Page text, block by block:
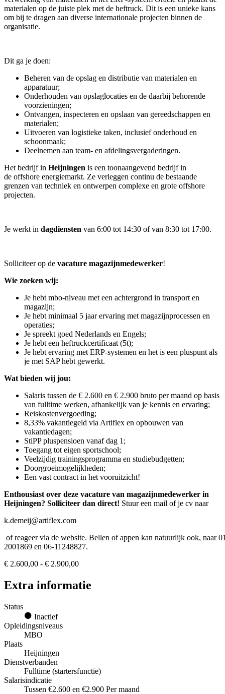
materialen op de juiste plek met de heftruck. Dit is een unieke kans
om bij te dragen aan diverse internationale projecten binnen de
organisatie.
Dit ga je doen:
Beheren van de opslag en distributie van materialen en
apparatuur;
Onderhouden van opslaglocaties en de daarbij behorende
voorzieningen;
Ontvangen, inspecteren en opslaan van gereedschappen en
materialen;
Uitvoeren van logistieke taken, inclusief onderhoud en
schoonmaak;
Deelnemen aan team- en afdelingsvergaderingen.
Het bedrijf in Heijningen is een toonaangevend bedrijf in
de offshore energiemarkt. Ze verleggen continu de bestaande
grenzen van techniek en ontwerpen complexe en grote offshore
projecten.
Je werkt in dagdiensten van 6:00 tot 14:30 of van 8:30 tot 17:00.
Solliciteer op de vacature magazijnmedewerker!
Wie zoeken wij:
Je hebt mbo-niveau met een achtergrond in transport en
magazijn;
Je hebt minimaal 5 jaar ervaring met magazijnprocessen en
operaties;
Je spreekt goed Nederlands en Engels;
Je hebt een heftruckcertificaat (5t);
Je hebt ervaring met ERP-systemen en het is een pluspunt als
je met SAP hebt gewerkt.
Wat bieden wij jou:
Salaris tussen de € 2.600 en € 2.900 bruto per maand op basis
van fulltime werken, afhankelijk van je kennis en ervaring;
Reiskostenvergoeding;
8,33% vakantiegeld via Artiflex en opbouwen van
vakantiedagen;
StiPP pluspensioen vanaf dag 1;
Toegang tot eigen sportschool;
Veelzijdig trainingsprogramma en studiebudgetten;
Doorgroeimogelijkheden;
Een vast contract in het vooruitzicht!
Enthousiast over deze vacature van magazijnmedewerker in
Heijningen? Solliciteer dan direct! Stuur een mail of je cv naar
k.demeij@artiflex.com
of reageer via de website. Bellen of appen kan natuurlijk ook, naar
2001869 en 06-11248827.
€ 2.600,00 - € 2.900,00
Extra informatie
Status
Inactief
Opleidingsniveaus
MBO
Plaats
Heijningen
Dienstverbanden
Fulltime (startersfunctie)
Salarisindicatie
Tussen €2.600 en €2.900 Per maand